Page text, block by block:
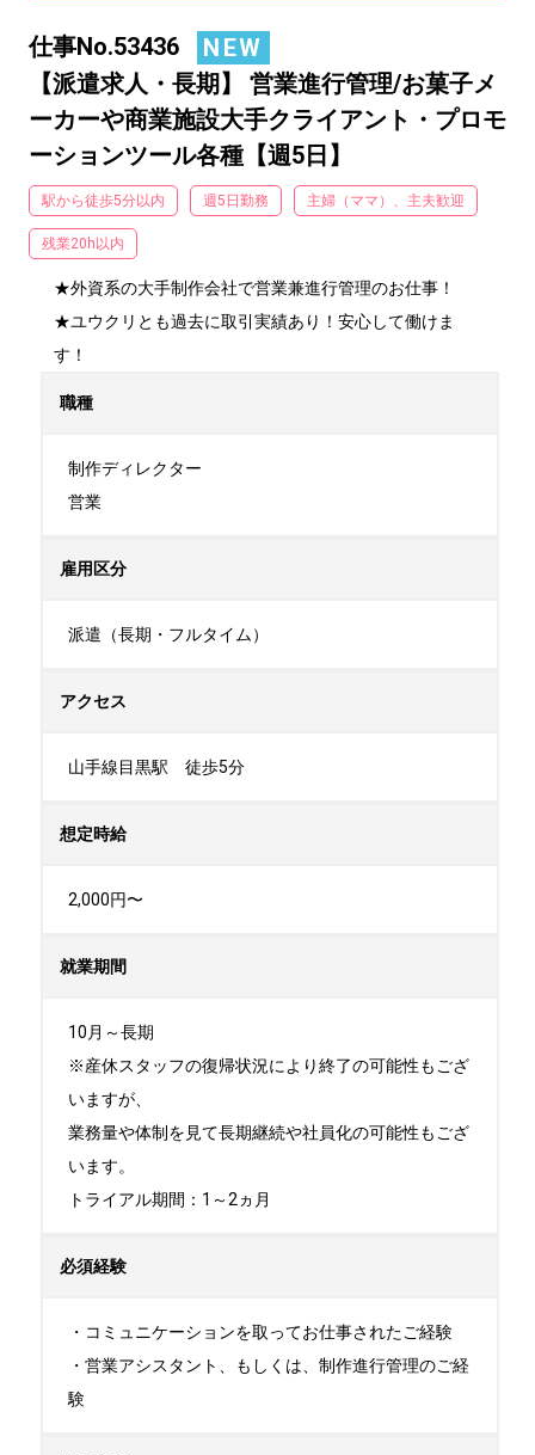
仕事No.53436
NEW
【派遣求人・長期】 営業進行管理/お菓子メ
ーカーや商業施設大手クライアント・プロモ
ーションツール各種【週5日】
駅から徒歩5分以内 週5日勤務 主婦（ママ）、主夫歓迎
残業20h以内
★外資系の大手制作会社で営業兼進行管理のお仕事！
★ユウクリとも過去に取引実績あり！安心して働けま
す！
職種
制作ディレクター
営業
雇用区分
派遣（長期・フルタイム）
アクセス
山手線目黒駅　徒歩5分
想定時給
2,000円〜
就業期間
10月～長期
※産休スタッフの復帰状況により終了の可能性もござ
いますが、
業務量や体制を見て長期継続や社員化の可能性もござ
います。
トライアル期間：1～2ヵ月
必須経験
・コミュニケーションを取ってお仕事されたご経験
・営業アシスタント、もしくは、制作進行管理のご経
験